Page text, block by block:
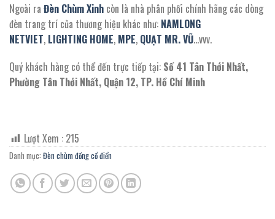
Ngoài ra Đèn Chùm Xinh còn là nhà phân phối chính hãng các dòng
đèn trang trí của thương hiệu khác như: NAMLONG
NETVIET, LIGHTING HOME, MPE, QUẠT MR. VŨ…vvv.
Quý khách hàng có thể đến trực tiếp tại: Số 41 Tân Thới Nhất,
Phường Tân Thới Nhất, Quận 12, TP. Hồ Chí Minh
Lượt Xem : 215
Danh mục: Đèn chùm đồng cổ điển